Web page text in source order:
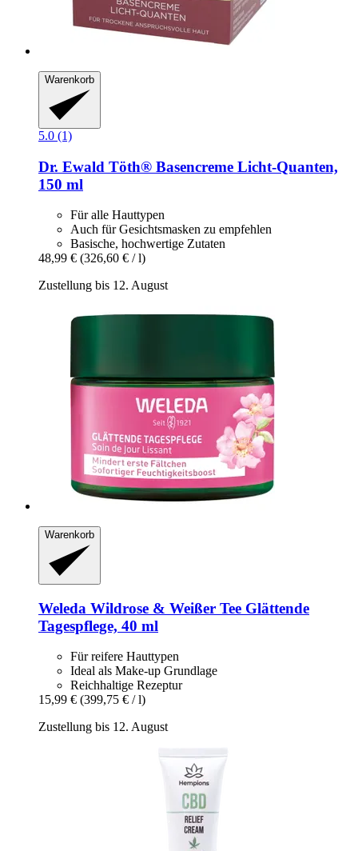
Warenkorb
5.0 (1)
Dr. Ewald Töth® Basencreme Licht-​Quanten,
150 ml
Für alle Hauttypen
Auch für Gesichtsmasken zu empfehlen
Basische, hochwertige Zutaten
48,99 € (326,60 € / l)
Zustellung bis 12. August
Warenkorb
Weleda Wildrose & Weißer Tee Glättende
Tagespflege, 40 ml
Für reifere Hauttypen
Ideal als Make-up Grundlage
Reichhaltige Rezeptur
15,99 € (399,75 € / l)
Zustellung bis 12. August